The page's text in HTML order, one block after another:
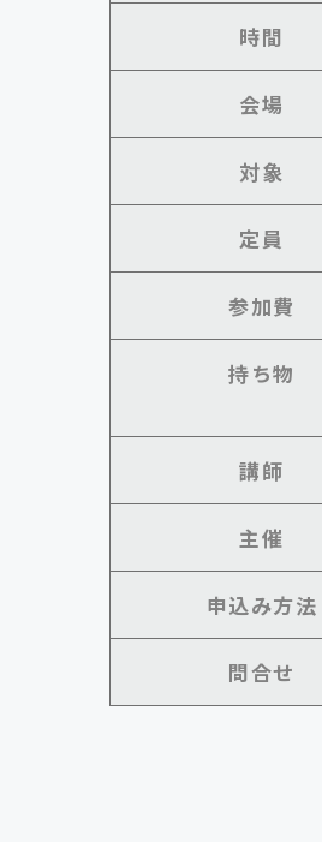
時間
会場
対象
定員
参加費
持ち物
講師
主催
申込み方法
問合せ